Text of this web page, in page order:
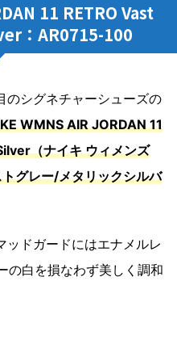
11 RETRO Vast
：AR0715-100
のシグネチャーシューズの
WMNS AIR JORDAN 11
（ナイキ ウィメンズ
グレー/メタリックシルバ
ッドガードにはエナメルレ
の白を損なわず美しく調和